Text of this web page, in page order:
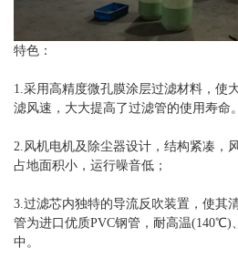
特色：
1.采用高精度微孔膜涂层过滤材料，使
滤风速，大大提高了过滤管的使用寿命。
2.风机电机及除尘器设计，结构紧凑，
占地面积小，运行噪音低；
3.过滤芯内独特的导流反吹装置，使其
管为进口优质PVC钢管，耐高温(140℃)
中。